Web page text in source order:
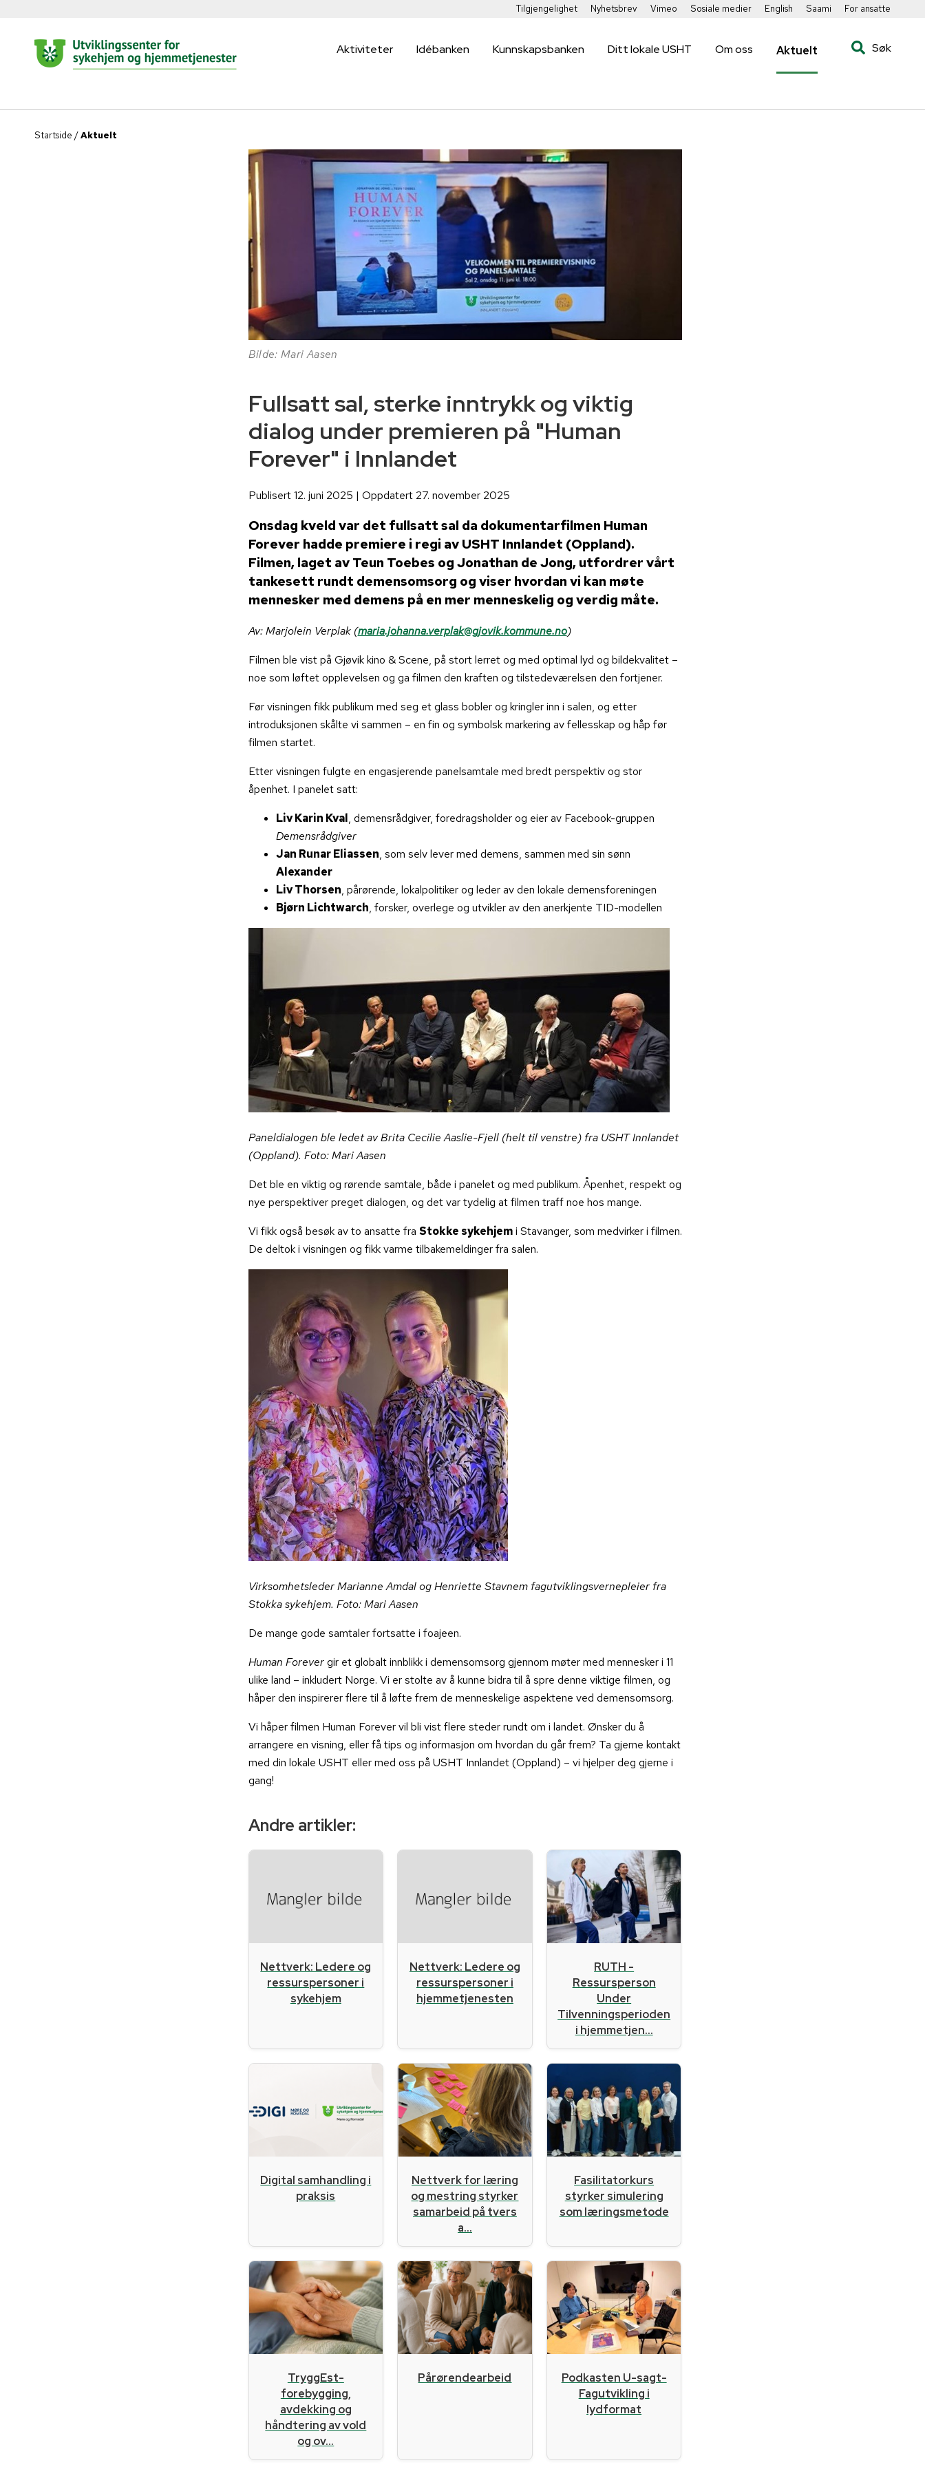
Tilgjengelighet Nyhetsbrev Vimeo Sosiale medier English Saami For ansatte
Aktiviteter Idébanken Kunnskapsbanken Ditt lokale USHT Om oss Aktuelt Søk
Startside /Aktuelt
Bilde: Mari Aasen
Fullsatt sal, sterke inntrykk og viktig
dialog under premieren på "Human
Forever" i Innlandet
Publisert 12. juni 2025 | Oppdatert 27. november 2025
Onsdag kveld var det fullsatt sal da dokumentarfilmen Human
Forever hadde premiere i regi av USHT Innlandet (Oppland).
Filmen, laget av Teun Toebes og Jonathan de Jong, utfordrer vårt
tankesett rundt demensomsorg og viser hvordan vi kan møte
mennesker med demens på en mer menneskelig og verdig måte.
Av: Marjolein Verplak (maria.johanna.verplak@gjovik.kommune.no)
Filmen ble vist på Gjøvik kino & Scene, på stort lerret og med optimal lyd og bildekvalitet –
noe som løftet opplevelsen og ga filmen den kraften og tilstedeværelsen den fortjener.
Før visningen fikk publikum med seg et glass bobler og kringler inn i salen, og etter
introduksjonen skålte vi sammen – en fin og symbolsk markering av fellesskap og håp før
filmen startet.
Etter visningen fulgte en engasjerende panelsamtale med bredt perspektiv og stor
åpenhet. I panelet satt:
Liv Karin Kval, demensrådgiver, foredragsholder og eier av Facebook-gruppen
Demensrådgiver
Jan Runar Eliassen, som selv lever med demens, sammen med sin sønn
Alexander
Liv Thorsen, pårørende, lokalpolitiker og leder av den lokale demensforeningen
Bjørn Lichtwarch, forsker, overlege og utvikler av den anerkjente TID-modellen
Paneldialogen ble ledet av Brita Cecilie Aaslie-Fjell (helt til venstre) fra USHT Innlandet
(Oppland). Foto: Mari Aasen
Det ble en viktig og rørende samtale, både i panelet og med publikum. Åpenhet, respekt og
nye perspektiver preget dialogen, og det var tydelig at filmen traff noe hos mange.
Vi fikk også besøk av to ansatte fra Stokke sykehjemi Stavanger, som medvirker i filmen.
De deltok i visningen og fikk varme tilbakemeldinger fra salen.
Virksomhetsleder Marianne Amdal og Henriette Stavnem fagutviklingsvernepleier fra
Stokka sykehjem. Foto: Mari Aasen
De mange gode samtaler fortsatte i foajeen.
Human Forevergir et globalt innblikk i demensomsorg gjennom møter med mennesker i 11
ulike land – inkludert Norge. Vi er stolte av å kunne bidra til å spre denne viktige filmen, og
håper den inspirerer flere til å løfte frem de menneskelige aspektene ved demensomsorg.
Vi håper filmen Human Forever vil bli vist flere steder rundt om i landet. Ønsker du å
arrangere en visning, eller få tips og informasjon om hvordan du går frem? Ta gjerne kontakt
med din lokale USHT eller med oss på USHT Innlandet (Oppland) – vi hjelper deg gjerne i
gang!
Andre artikler:
Nettverk: Ledere og
ressurspersoner i
sykehjem
Nettverk: Ledere og
ressurspersoner i
hjemmetjenesten
RUTH -
Ressursperson
Under
Tilvenningsperioden
i hjemmetjen...
Digital samhandling i
praksis
Nettverk for læring
og mestring styrker
samarbeid på tvers
a...
Fasilitatorkurs
styrker simulering
som læringsmetode
TryggEst-
forebygging,
avdekking og
håndtering av vold
og ov...
Pårørendearbeid
Podkasten U-sagt-
Fagutvikling i
lydformat